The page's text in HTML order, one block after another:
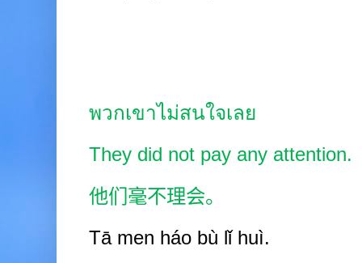
พวกเขาไม่สนใจเลย
They did not pay any attention.
他们毫不理会。
Tā men háo bù lǐ huì.